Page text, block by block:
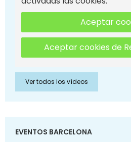
Aceptar
Aceptar cookies de
Ver todos los vídeos
EVENTOS BARCELONA